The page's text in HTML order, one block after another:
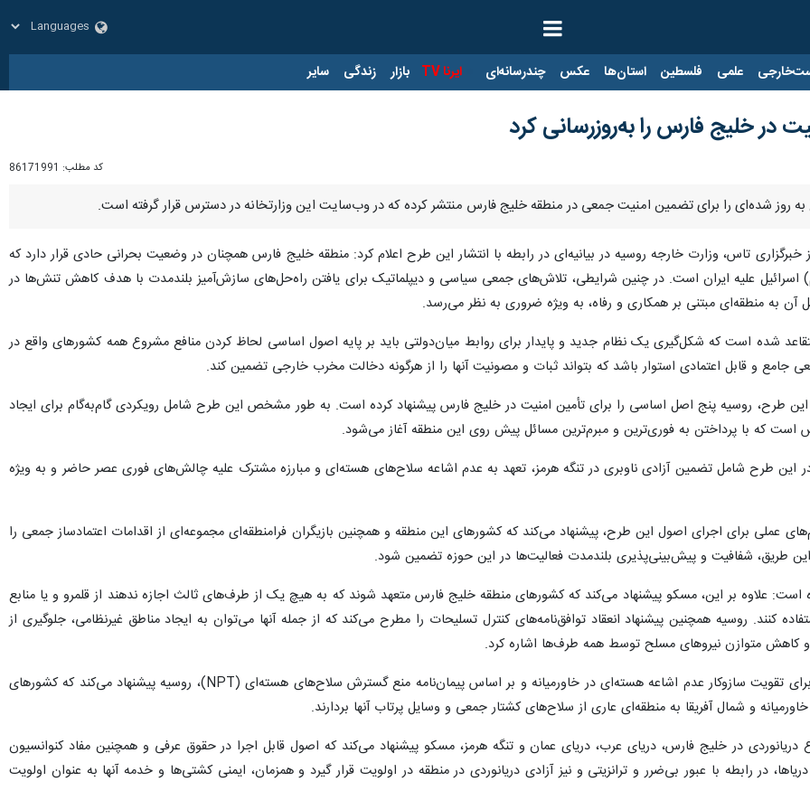
علمی فلسطین استان‌ها عکس چندرسانه‌ای ایرنا TV بازار زندگی سایر
در خلیج فارس را به‌روزرسانی کرد
کد مطلب: 86171991